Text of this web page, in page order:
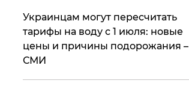
Украинцам могут пересчитать
тарифы на воду с 1 июля: новые
цены и причины подорожания –
СМИ